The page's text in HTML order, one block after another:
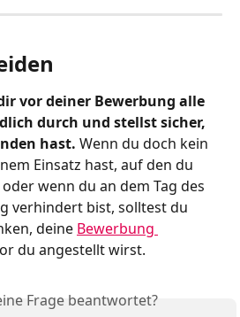
vor deiner Bewerbung alle
durch und stellst sicher,
hast. Wenn du doch kein
Einsatz hast, auf den du
wenn du an dem Tag des
verhindert bist, solltest du
deine Bewerbung
du angestellt wirst.
Frage beantwortet?